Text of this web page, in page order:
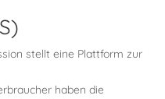
stellt eine Plattform zur
haben die